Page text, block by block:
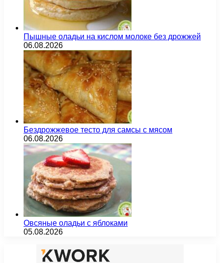
Пышные оладьи на кислом молоке без дрожжей
06.08.2026
Бездрожжевое тесто для самсы с мясом
06.08.2026
Овсяные оладьи с яблоками
05.08.2026